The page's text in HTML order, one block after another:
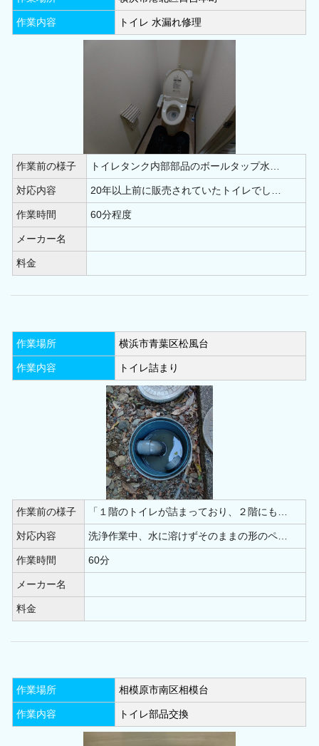
作業内容 トイレ 水漏れ修理
作業前の様子 トイレタンク内部部品のボールタップ水…
対応内容 20年以上前に販売されていたトイレでし…
作業時間 60分程度
メーカー名
料金
作業場所 横浜市青葉区松風台
作業内容 トイレ詰まり
作業前の様子 「１階のトイレが詰まっており、２階にも…
対応内容 洗浄作業中、水に溶けずそのままの形のペ…
作業時間 60分
メーカー名
料金
作業場所 相模原市南区相模台
作業内容 トイレ部品交換